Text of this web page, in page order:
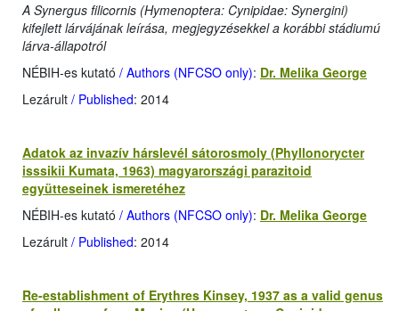
A Synergus filicornis (Hymenoptera: Cynipidae: Synergini)
kifejlett lárvájának leírása, megjegyzésekkel a korábbi stádiumú
lárva-állapotról
NÉBIH-es kutató / Authors (NFCSO only): Dr. Melika George
Lezárult / Published: 2014
Adatok az invazív hárslevél sátorosmoly (Phyllonorycter
isssikii Kumata, 1963) magyarországi parazitoid
együtteseinek ismeretéhez
NÉBIH-es kutató / Authors (NFCSO only): Dr. Melika George
Lezárult / Published: 2014
Re-establishment of Erythres Kinsey, 1937 as a valid genus